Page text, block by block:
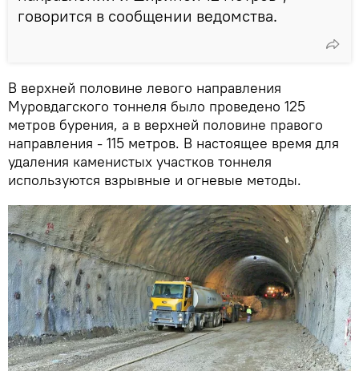
говорится в сообщении ведомства.
В верхней половине левого направления
Муровдагского тоннеля было проведено 125
метров бурения, а в верхней половине правого
направления - 115 метров. В настоящее время для
удаления каменистых участков тоннеля
используются взрывные и огневые методы.